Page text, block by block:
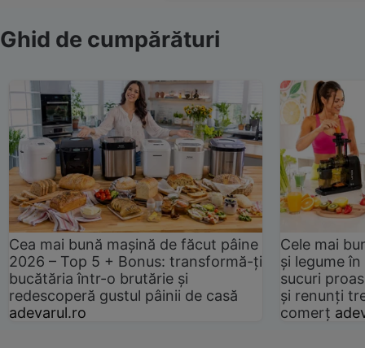
Ghid de cumpărături
Cea mai bună mașină de făcut pâine
2026 – Top 5 + Bonus: transformă-ți
bucătăria într-o brutărie și
redescoperă gustul pâinii de casă
adevarul.ro
Cele mai
și legume
sucuri
și renunți
comerț